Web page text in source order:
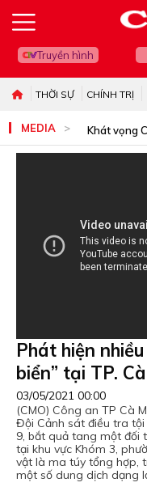
Truyền hình
THỜI SỰ CHÍNH TRỊ
MEDIA Khát vọng
Phát hiện
biển” tại TP.
03/05/2021 00:00
(CMO) Công an TP Cà
Đội Cảnh sát điều tra
9, bắt quả tang một đối
tại khu vực Khóm 3,
vật là ma túy tổng hợp,
một số dung dịch dạng